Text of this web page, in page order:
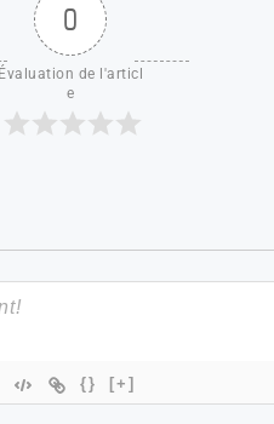
0
Évaluation de l'articl
e
{} [+]